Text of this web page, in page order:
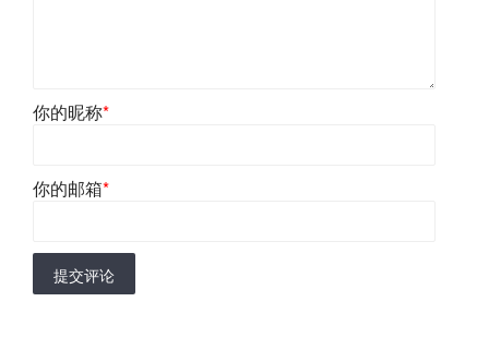
你的昵称*
你的邮箱*
提交评论